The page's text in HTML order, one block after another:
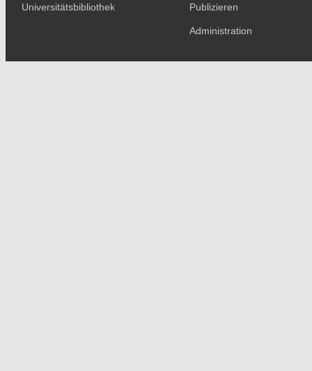
Universitätsbibliothek Publizieren
Administration